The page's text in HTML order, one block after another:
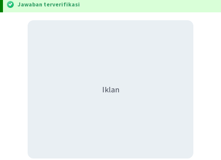
Jawaban terverifikasi
Iklan